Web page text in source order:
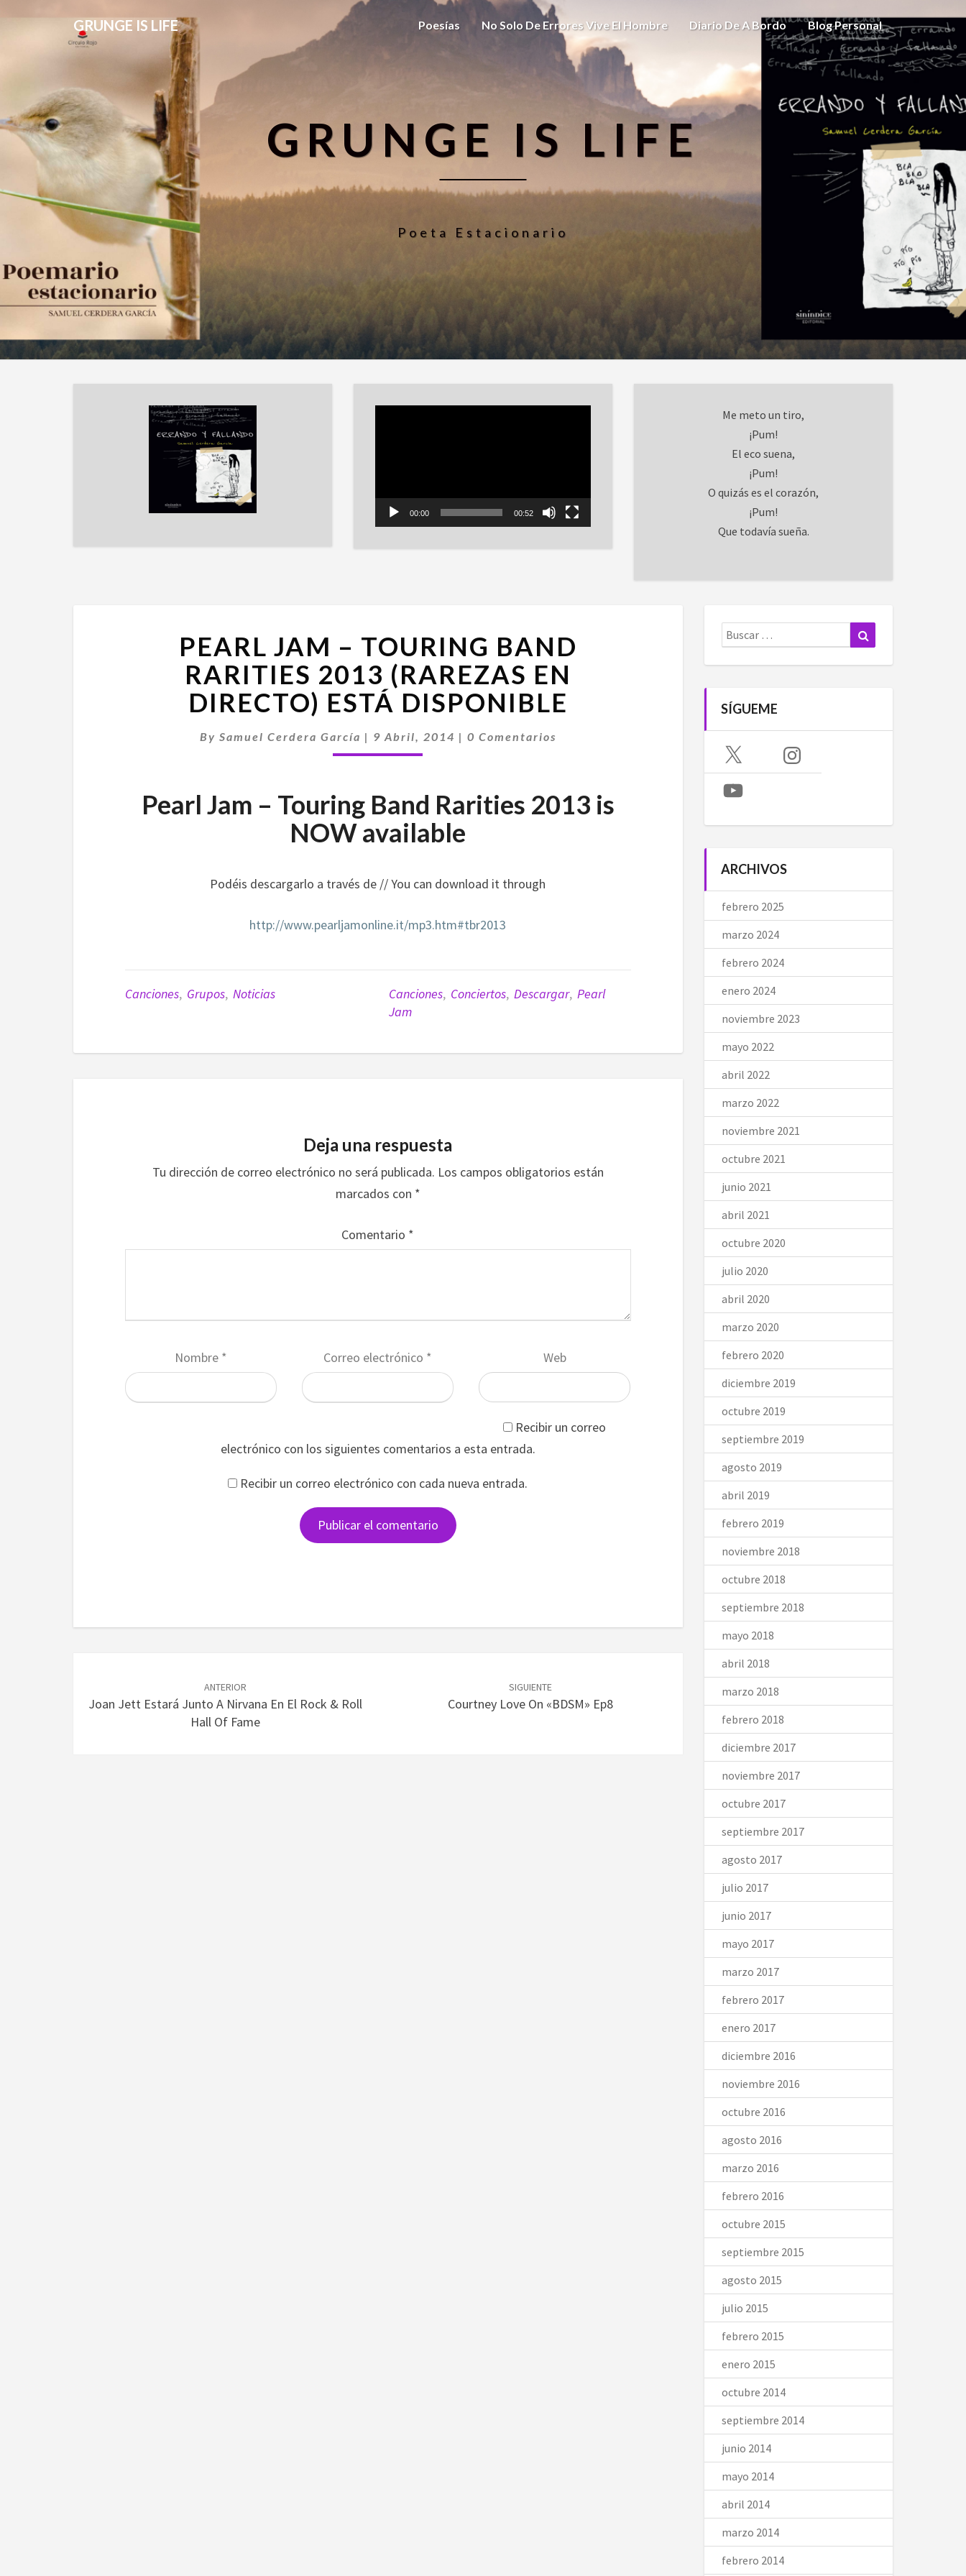
GRUNGE IS LIFE Poesías No Solo De Errores Vive El Hombre Diario De A Bordo Blog Personal
GRUNGE IS LIFE
Poeta Estacionario
00:00 00:52
Me meto un tiro,
¡Pum!
El eco suena,
¡Pum!
O quizás es el corazón,
¡Pum!
Que todavía sueña.
JAM
–
TOURING
BAND
RARITIES
2013
(RAREZAS
ESTÁ
DISPONIBLE
PEARL JAM – TOURING BAND
RARITIES 2013 (RAREZAS EN
DIRECTO) ESTÁ DISPONIBLE
By Samuel Cerdera García | 9 Abril, 2014 | Comentarios
0 Comentarios
Pearl Jam – Touring Band Rarities 2013 is
NOW available
Podéis descargarlo a través de // You can download it through
http://www.pearljamonline.it/mp3.htm#tbr2013
Canciones, Grupos, Noticias Canciones, Conciertos, Descargar, Pearl
Jam
Deja una respuesta
Tu dirección de correo electrónico no será publicada. Los campos obligatorios están
marcados con *
Comentario *
Nombre * Correo electrónico * Web
Recibir un correo
electrónico con los siguientes comentarios a esta entrada.
Recibir un correo electrónico con cada nueva entrada.
entradas
ANTERIOR
Joan Jett Estará Junto A Nirvana En El Rock & Roll
Hall Of Fame
SIGUIENTE
Courtney Love On «BDSM» Ep8
Buscar:
SÍGUEME
X Instagram
YouTube
ARCHIVOS
febrero 2025
marzo 2024
febrero 2024
enero 2024
noviembre 2023
mayo 2022
abril 2022
marzo 2022
noviembre 2021
octubre 2021
junio 2021
abril 2021
octubre 2020
julio 2020
abril 2020
marzo 2020
febrero 2020
diciembre 2019
octubre 2019
septiembre 2019
agosto 2019
abril 2019
febrero 2019
noviembre 2018
octubre 2018
septiembre 2018
mayo 2018
abril 2018
marzo 2018
febrero 2018
diciembre 2017
noviembre 2017
octubre 2017
septiembre 2017
agosto 2017
julio 2017
junio 2017
mayo 2017
marzo 2017
febrero 2017
enero 2017
diciembre 2016
noviembre 2016
octubre 2016
agosto 2016
marzo 2016
febrero 2016
octubre 2015
septiembre 2015
agosto 2015
julio 2015
febrero 2015
enero 2015
octubre 2014
septiembre 2014
junio 2014
mayo 2014
abril 2014
marzo 2014
febrero 2014